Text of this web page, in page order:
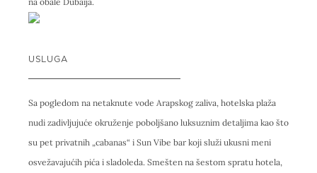
USLUGA
Sa pogledom na netaknute vode Arapskog zaliva, hotelska plaža
nudi zadivljujuće okruženje poboljšano luksuznim detaljima kao što
su pet privatnih „cabanas“ i Sun Vibe bar koji služi ukusni meni
osvežavajućih pića i sladoleda. Smešten na šestom spratu hotela,